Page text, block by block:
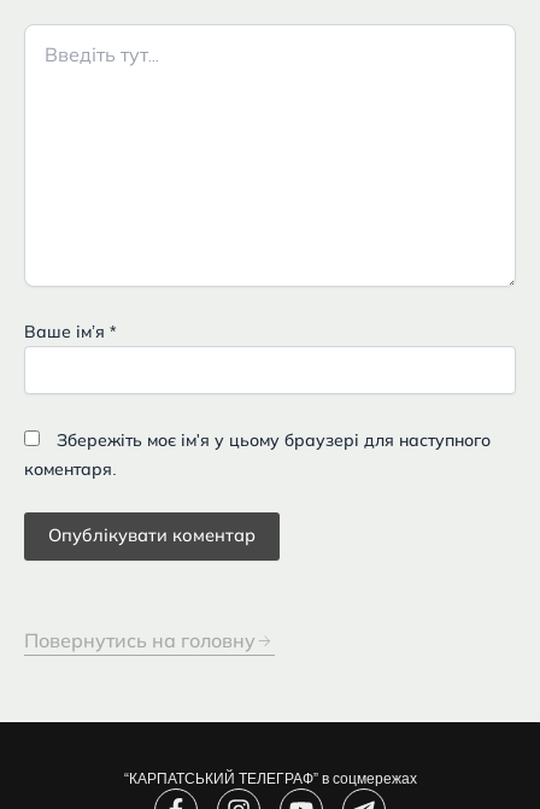
Введіть
тут...
Ваше імʼя *
Збережіть моє ім'я у цьому браузері для наступного
коментаря.
Повернутись на головну
“КАРПАТСЬКИЙ ТЕЛЕГРАФ” в соцмережах
F
I
Y
T